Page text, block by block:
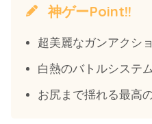
神ゲーPoint!!
超美麗なガンアクシ
白熱のバトルシステム
お尻まで揺れる最高